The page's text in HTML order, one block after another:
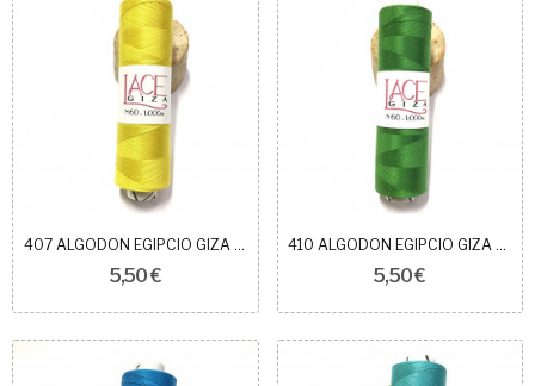
407 ALGODON EGIPCIO GIZA 60
5,50 €
410 ALGODON EGIPCIO GIZA 60
5,50 €